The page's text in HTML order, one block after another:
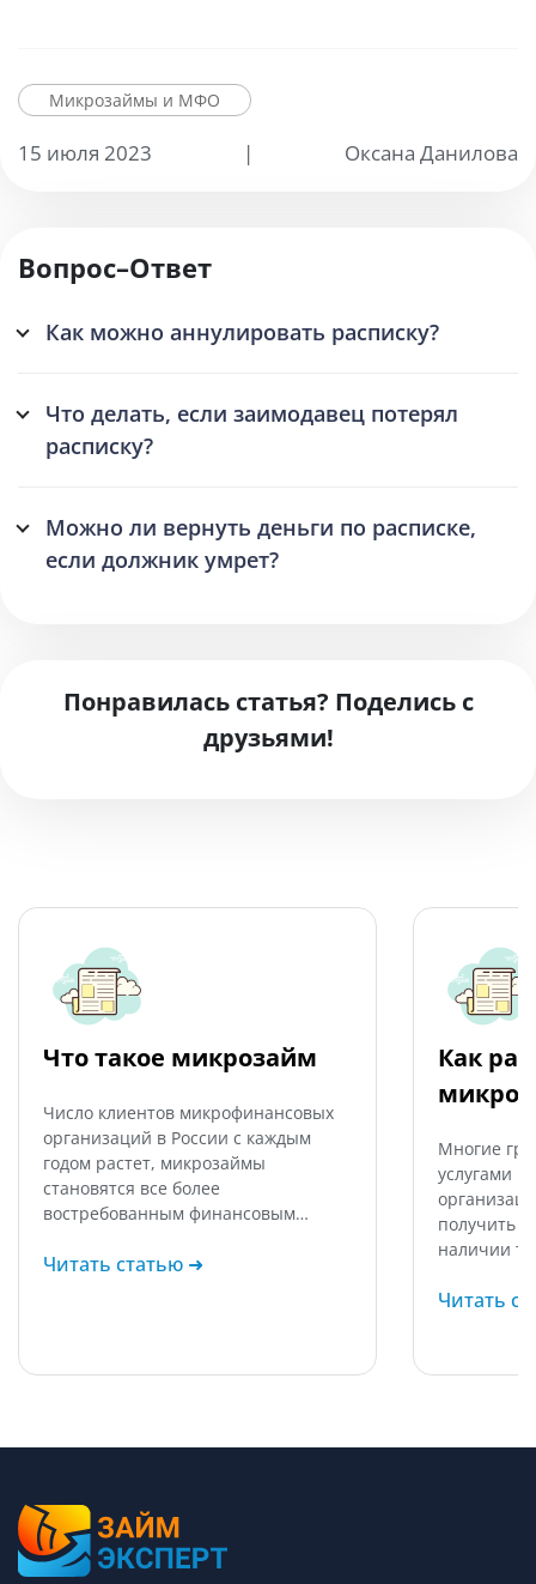
Микрозаймы и МФО
15 июля 2023 | Оксана Данилова
Вопрос–Ответ
Как можно аннулировать расписку?
Что делать, если заимодавец потерял
расписку?
Можно ли вернуть деньги по расписке,
если должник умрет?
Понравилась статья? Поделись с
друзьями!
Что такое микрозайм
Число клиентов микрофинансовых
организаций в России с каждым
годом растет, микрозаймы
становятся все более
востребованным финансовым…
Читать статью ➜
Как
Многие
услугами
получить
наличии
Читать